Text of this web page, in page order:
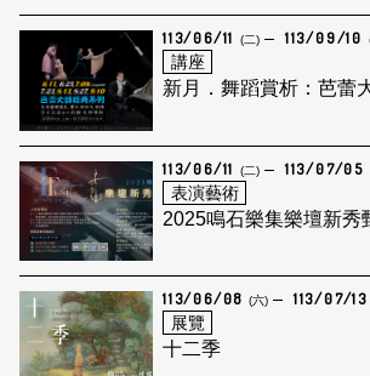
113/06/11 (二) 113/09/10
講座
新月．舞蹈賞析：芭蕾
113/06/11 (二) 113/07/05
表演藝術
2025鳴石樂集樂壇新秀
113/06/08 (六) 113/07/13
展覽
十二季